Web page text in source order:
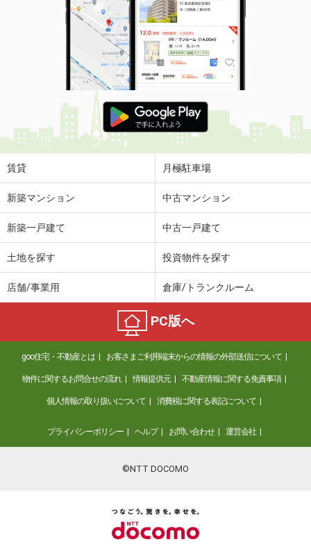
賃貸 月極駐車場
新築マンション 中古マンション
新築一戸建て 中古一戸建て
土地を探す 投資物件を探す
店舗/事業用 倉庫/トランクルーム
PC版へ
goo住宅・不動産とは お客さまご利用端末からの情報の外部送信について
物件に関するお問合せの流れ 情報提供元 不動産情報に関する免責事項
個人情報の取り扱いについて 消費税に関する表記について
プライバシーポリシー ヘルプ お問い合わせ 運営会社
©NTT DOCOMO